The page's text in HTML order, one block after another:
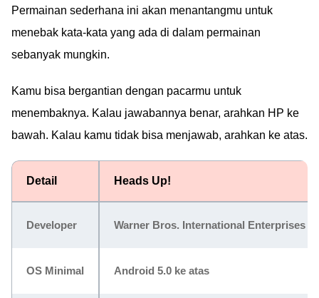
Permainan sederhana ini akan menantangmu untuk
menebak kata-kata yang ada di dalam permainan
sebanyak mungkin.
Kamu bisa bergantian dengan pacarmu untuk
menembaknya. Kalau jawabannya benar, arahkan HP ke
bawah. Kalau kamu tidak bisa menjawab, arahkan ke atas.
Detail Heads Up!
Developer Warner Bros. International Enterprises
OS Minimal Android 5.0 ke atas